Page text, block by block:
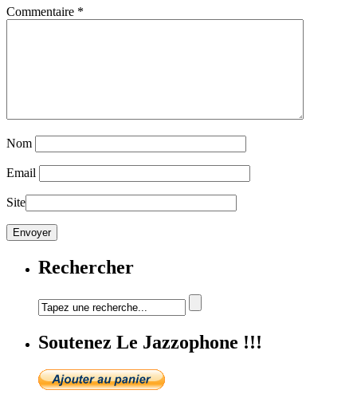
Commentaire *
Nom
Email
Site
Rechercher
Soutenez Le Jazzophone !!!